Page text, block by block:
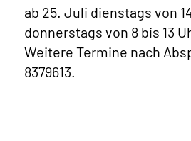
ab 25. Juli dienstags von
donnerstags von 8 bis 13
Weitere Termine nach
8379613.